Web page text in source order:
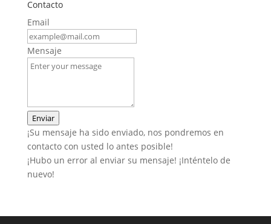
Contacto
Email
Mensaje
Enviar
¡Su mensaje ha sido enviado, nos pondremos en
contacto con usted lo antes posible!
¡Hubo un error al enviar su mensaje! ¡Inténtelo de
nuevo!